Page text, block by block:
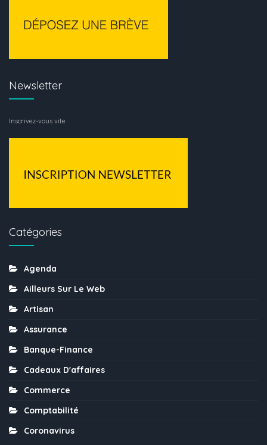
Newsletter
Inscrivez-vous vite
Catégories
Agenda
Ailleurs Sur Le Web
Artisan
Assurance
Banque-Finance
Cadeaux D'affaires
Commerce
Comptabilité
Coronavirus